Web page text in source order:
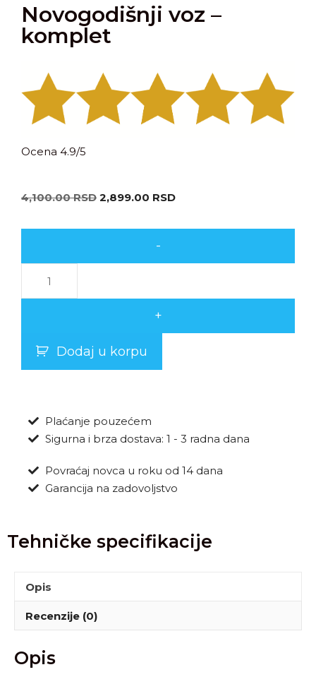
Novogodišnji voz –
komplet
Ocena 4.9/5
4,100.00RSD 2,899.00 RSD
-
+
Dodaj u korpu
Plaćanje pouzećem
Sigurna i brza dostava: 1 - 3 radna dana
Povraćaj novca u roku od 14 dana
Garancija na zadovoljstvo
Tehničke specifikacije
Opis
Recenzije (0)
Opis